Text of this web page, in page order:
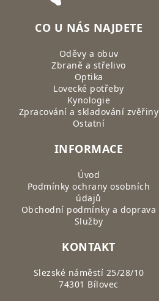
CO U NÁS NAJDETE
Oděvy a obuv
Zbraně a střelivo
Optika
Lovecké potřeby
Kynologie
Zpracování a skladování zvěřiny
Ostatní
INFORMACE
Úvod
Podmínky ochrany osobních
údajů
Obchodní podmínky a doprava
Služby
KONTAKT
Slezské náměstí 25/28/10
74301 Bílovec